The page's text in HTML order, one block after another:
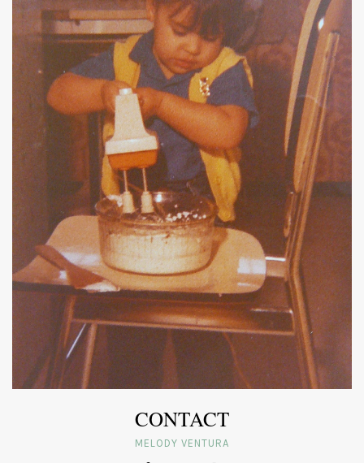
CONTACT
MELODY VENTURA